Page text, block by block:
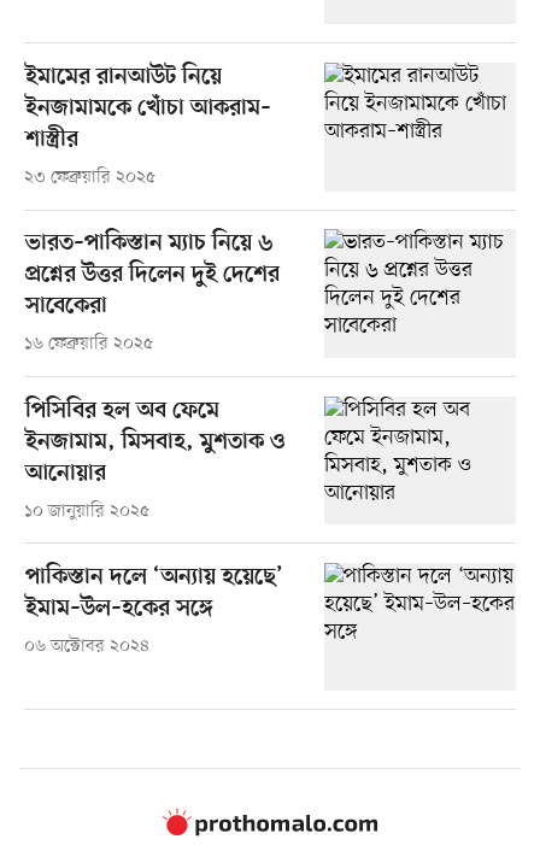
ইমামের রানআউট নিয়ে
ইনজামামকে খোঁচা আকরাম–
শাস্ত্রীর
২৩ ফেব্রুয়ারি ২০২৫
ভারত–পাকিস্তান ম্যাচ নিয়ে ৬
প্রশ্নের উত্তর দিলেন দুই দেশের
সাবেকেরা
১৬ ফেব্রুয়ারি ২০২৫
পিসিবির হল অব ফেমে
ইনজামাম, মিসবাহ, মুশতাক ও
আনোয়ার
১০ জানুয়ারি ২০২৫
পাকিস্তান দলে ‘অন্যায় হয়েছে’
ইমাম–উল–হকের সঙ্গে
০৬ অক্টোবর ২০২৪